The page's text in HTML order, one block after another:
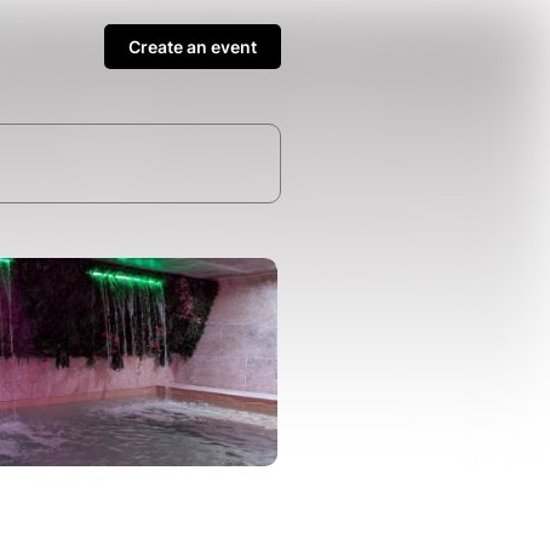
Create an event